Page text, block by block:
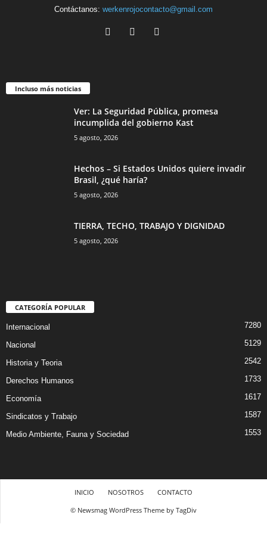
Contáctanos: werkenrojocontacto@gmail.com
Incluso más noticias
Ver: La Seguridad Pública, promesa
incumplida del gobierno Kast
5 agosto, 2026
Hechos – Si Estados Unidos quiere invadir
Brasil, ¿qué haría?
5 agosto, 2026
TIERRA, TECHO, TRABAJO Y DIGNIDAD
5 agosto, 2026
CATEGORÍA POPULAR
Internacional 7280
Nacional 5129
Historia y Teoria 2542
Derechos Humanos 1733
Economía 1617
Sindicatos y Trabajo 1587
Medio Ambiente, Fauna y Sociedad 1553
INICIO NOSOTROS
CONTACTO
© Newsmag WordPress Theme by TagDiv